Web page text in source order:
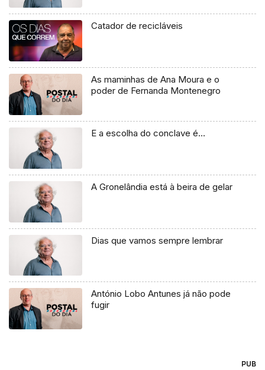
Catador de recicláveis
As maminhas de Ana Moura e o
poder de Fernanda Montenegro
E a escolha do conclave é…
A Gronelândia está à beira de gelar
Dias que vamos sempre lembrar
António Lobo Antunes já não pode
fugir
PUB